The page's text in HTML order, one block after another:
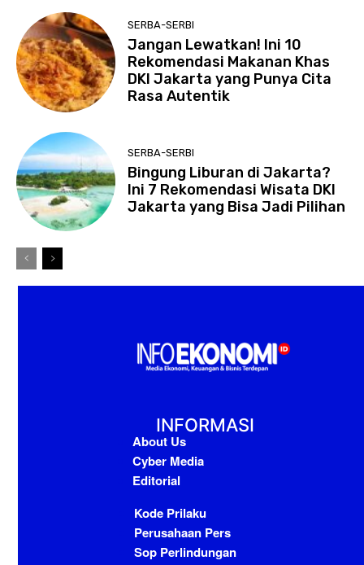
SERBA-SERBI
Jangan Lewatkan! Ini 10
Rekomendasi Makanan Khas
DKI Jakarta yang Punya Cita
Rasa Autentik
SERBA-SERBI
Bingung Liburan di Jakarta?
Ini 7 Rekomendasi Wisata DKI
Jakarta yang Bisa Jadi Pilihan
INFORMASI
About Us
Cyber Media
Editorial
Kode Prilaku
Perusahaan Pers
Sop Perlindungan